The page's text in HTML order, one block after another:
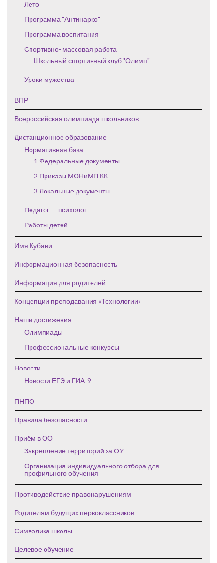
Лето
Программа "Антинарко"
Программа воспитания
Спортивно- массовая работа
Школьный спортивный клуб "Олимп"
Уроки мужества
ВПР
Всероссийская олимпиада школьников
Дистанционное образование
Нормативная база
1 Федеральные документы
2 Приказы МОНиМП КК
3 Локальные документы
Педагог — психолог
Работы детей
Имя Кубани
Информационная безопасность
Информация для родителей
Концепции преподавания «Технологии»
Наши достижения
Олимпиады
Профессиональные конкурсы
Новости
Новости ЕГЭ и ГИА-9
ПНПО
Правила безопасности
Приём в ОО
Закрепление территорий за ОУ
Организация индивидуального отбора для
профильного обучения
Противодействие правонарушениям
Родителям будущих первоклассников
Символика школы
Целевое обучение